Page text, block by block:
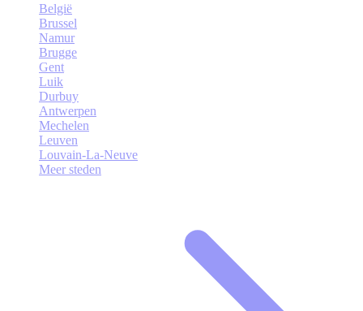
België
Brussel
Namur
Brugge
Gent
Luik
Durbuy
Antwerpen
Mechelen
Leuven
Louvain-La-Neuve
Meer steden